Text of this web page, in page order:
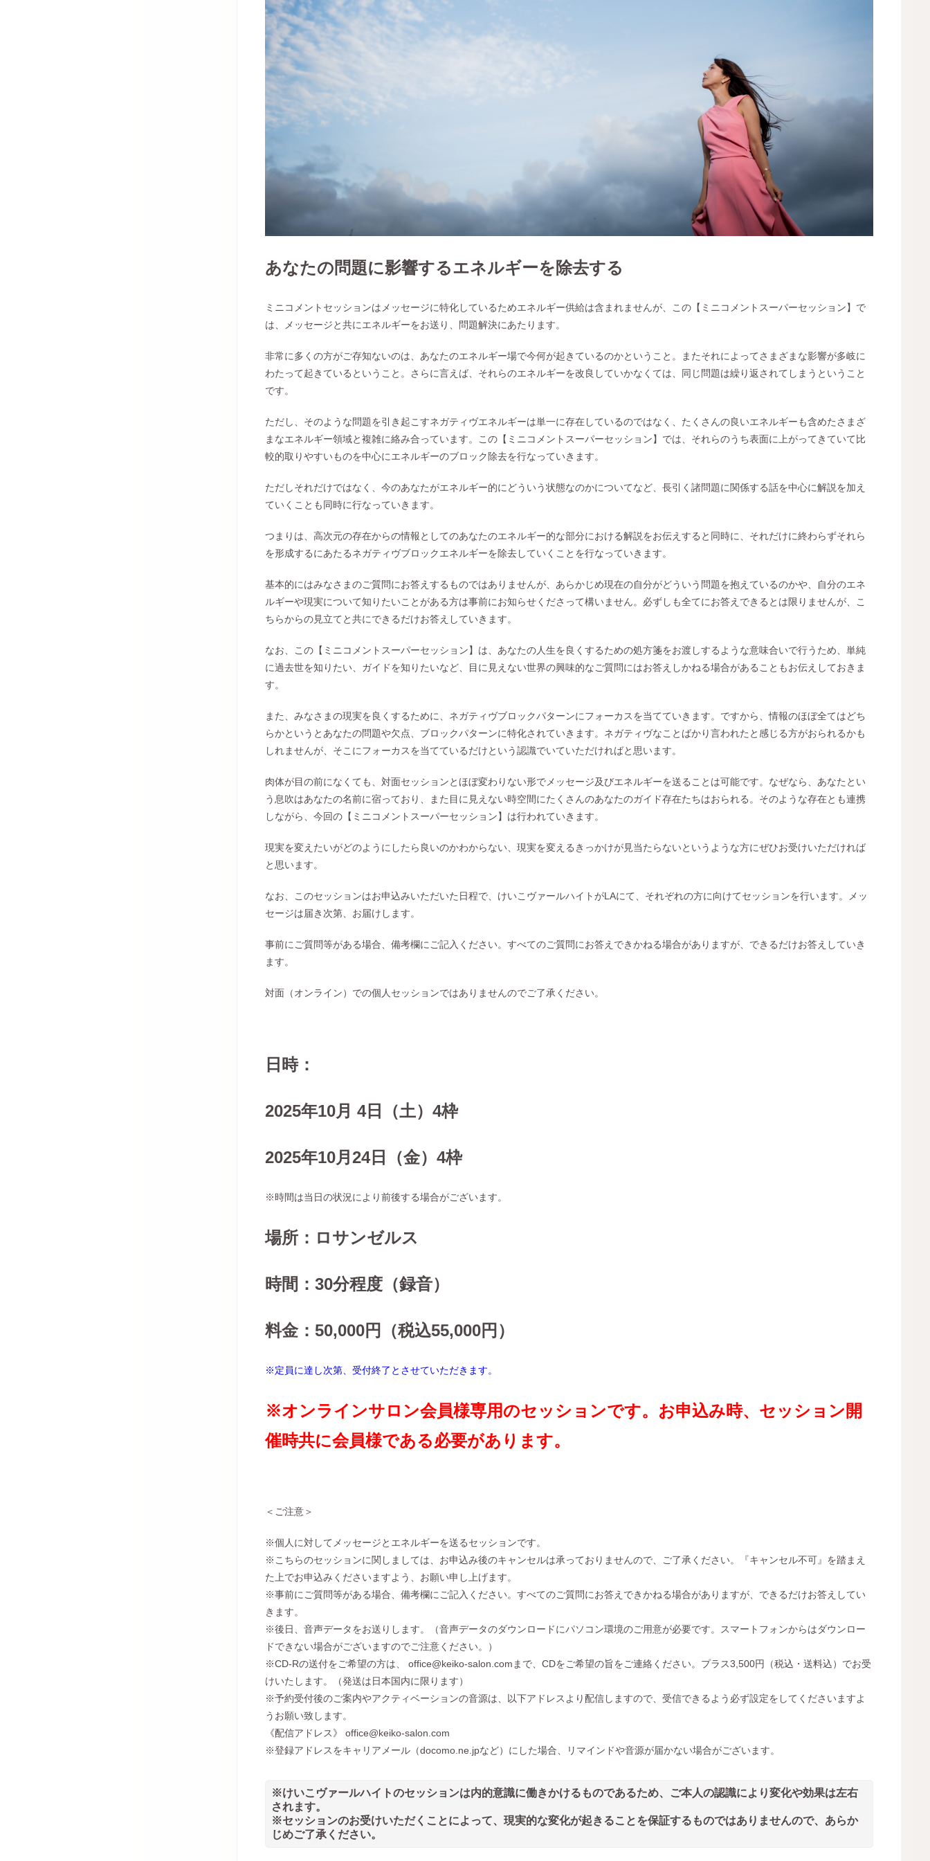
あなたの問題に影響するエネルギーを除去する
ミニコメントセッションはメッセージに特化しているためエネルギー供給は含まれませんが、この【ミニコメントスーパーセッション】で
は、メッセージと共にエネルギーをお送り、問題解決にあたります。
非常に多くの方がご存知ないのは、あなたのエネルギー場で今何が起きているのかということ。またそれによってさまざまな影響が多岐に
わたって起きているということ。さらに言えば、それらのエネルギーを改良していかなくては、同じ問題は繰り返されてしまうということ
です。
ただし、そのような問題を引き起こすネガティヴエネルギーは単一に存在しているのではなく、たくさんの良いエネルギーも含めたさまざ
まなエネルギー領域と複雑に絡み合っています。この【ミニコメントスーパーセッション】では、それらのうち表面に上がってきていて比
較的取りやすいものを中心にエネルギーのブロック除去を行なっていきます。
ただしそれだけではなく、今のあなたがエネルギー的にどういう状態なのかについてなど、長引く諸問題に関係する話を中心に解説を加え
ていくことも同時に行なっていきます。
つまりは、高次元の存在からの情報としてのあなたのエネルギー的な部分における解説をお伝えすると同時に、それだけに終わらずそれら
を形成するにあたるネガティヴブロックエネルギーを除去していくことを行なっていきます。
基本的にはみなさまのご質問にお答えするものではありませんが、あらかじめ現在の自分がどういう問題を抱えているのかや、自分のエネ
ルギーや現実について知りたいことがある方は事前にお知らせくださって構いません。必ずしも全てにお答えできるとは限りませんが、こ
ちらからの見立てと共にできるだけお答えしていきます。
なお、この【ミニコメントスーパーセッション】は、あなたの人生を良くするための処方箋をお渡しするような意味合いで行うため、単純
に過去世を知りたい、ガイドを知りたいなど、目に見えない世界の興味的なご質問にはお答えしかねる場合があることもお伝えしておきま
す。
また、みなさまの現実を良くするために、ネガティヴブロックパターンにフォーカスを当てていきます。ですから、情報のほぼ全てはどち
らかというとあなたの問題や欠点、ブロックパターンに特化されていきます。ネガティヴなことばかり言われたと感じる方がおられるかも
しれませんが、そこにフォーカスを当てているだけという認識でいていただければと思います。
肉体が目の前になくても、対面セッションとほぼ変わりない形でメッセージ及びエネルギーを送ることは可能です。なぜなら、あなたとい
う息吹はあなたの名前に宿っており、また目に見えない時空間にたくさんのあなたのガイド存在たちはおられる。そのような存在とも連携
しながら、今回の【ミニコメントスーパーセッション】は行われていきます。
現実を変えたいがどのようにしたら良いのかわからない、現実を変えるきっかけが見当たらないというような方にぜひお受けいただければ
と思います。
なお、このセッションはお申込みいただいた日程で、 けいこヴァールハイトがLAにて、 それぞれの方に向けてセッションを行います。
メッ
セージは届き次第、お届けします。
事前にご質問等がある場合、備考欄にご記入ください。すべてのご質問にお答えできかねる場合がありますが、できるだけお答えしていき
ます。
対面（オンライン） での個人セッションではありませんのでご了承ください。
日時：
2025年10月 4日（土）4枠
2025年10月24日（金）4枠
※時間は当日の状況により前後する場合がございます。
場所：ロサンゼルス
時間：30分程度（録音）
料金：50,000円（税込55,000円）
※定員に達し次第、受付終了とさせていただきます。
※オンラインサロン会員様専用のセッションです。お申込み時、セッション開
催時共に会員様である必要があります。
＜ご注意＞
※個人に対してメッセージとエネルギーを送るセッションです。
※こちらのセッションに関しましては、お申込み後のキャンセルは承っておりませんので、ご了承ください。『キャンセル不可』を踏まえ
た上でお申込みくださいますよう、お願い申し上げます。
※事前にご質問等がある場合、備考欄にご記入ください。すべてのご質問にお答えできかねる場合がありますが、できるだけお答えしてい
きます。
※後日、音声データをお送りします。（音声データのダウンロードにパソコン環境のご用意が必要です。スマートフォンからはダウンロー
ドできない場合がございますのでご注意ください。）
※CD-Rの送付をご希望の方は、
office@keiko-salon.com まで、CDをご希望の旨をご連絡ください。プラス3,500円（税込・送料込）でお受
けいたします。（発送は日本国内に限ります）
※予約受付後のご案内やアクティベーションの音源は、以下アドレスより配信しますので、受信できるよう必ず設定をしてくださいますよ
うお願い致します。
《配信アドレス》
office@keiko-salon.com
※登録アドレスをキャリアメール（docomo.ne.jpなど）にした場合、リマインドや音源が届かない場合がございます。
※けいこヴァールハイトのセッションは内的意識に働きかけるものであるため、ご本人の認識により変化や効果は左右
されます。
※セッションのお受けいただくことによって、現実的な変化が起きることを保証するものではありませんので、あらか
じめご了承ください。